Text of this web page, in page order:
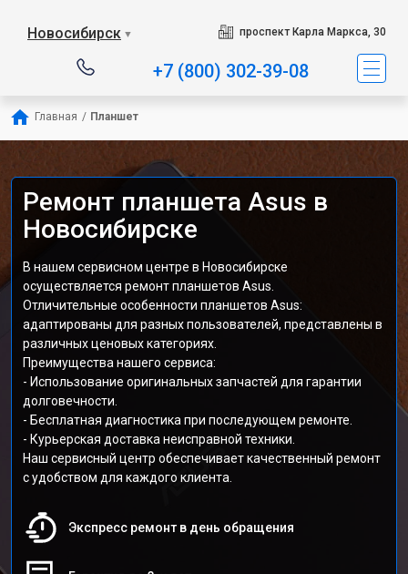
Новосибирск ▼ проспект Карла Маркса, 30
+7 (800) 302-39-08
Главная / Планшет
Ремонт планшета Asus в
Новосибирске
В нашем сервисном центре в Новосибирске
осуществляется ремонт планшетов Asus.
Отличительные особенности планшетов Asus:
адаптированы для разных пользователей, представлены в
различных ценовых категориях.
Преимущества нашего сервиса:
- Использование оригинальных запчастей для гарантии
долговечности.
- Бесплатная диагностика при последующем ремонте.
- Курьерская доставка неисправной техники.
Наш сервисный центр обеспечивает качественный ремонт
с удобством для каждого клиента.
Экспресс ремонт в день обращения